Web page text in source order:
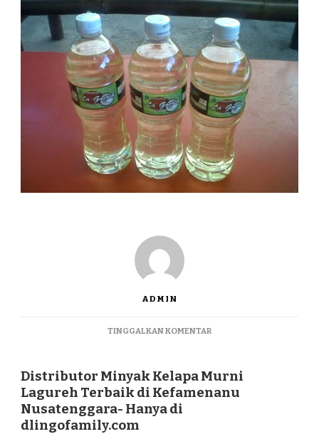
ADMIN
TINGGALKAN KOMENTARPADA
KELAPA
MURNI
LAGUREH
Distributor Minyak Kelapa Murni
Lagureh Terbaik di Kefamenanu
Nusatenggara- Hanya di
dlingofamily.com